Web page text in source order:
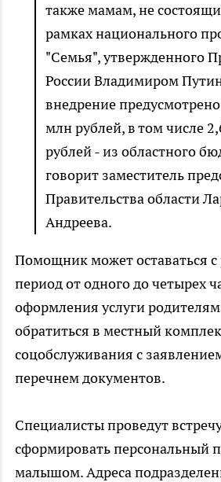
также мамам, не
рамках национального
"Семья", утвержденного
России Владимиром
внедрение
млн рублей, в том числе
рублей - из областного
говорит заместитель
Правительства области
Андреева.
Помощник может оставаться
период от одного до четырех
оформления услуги
обратиться в местный
соцобслуживания с
перечнем документов.
Специалисты проведут
сформировать персональный
малышом. Адреса